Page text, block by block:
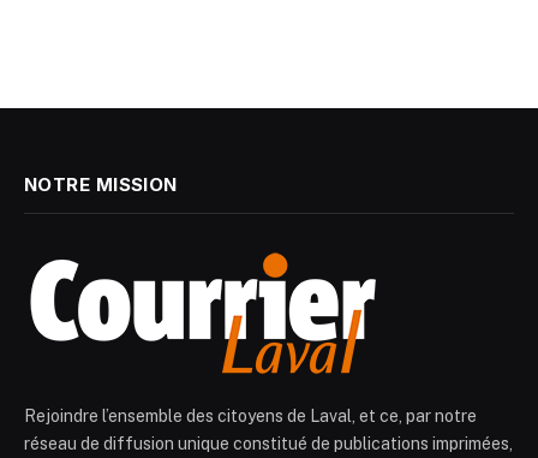
NOTRE MISSION
Rejoindre l’ensemble des citoyens de Laval, et ce, par notre
réseau de diffusion unique constitué de publications imprimées,